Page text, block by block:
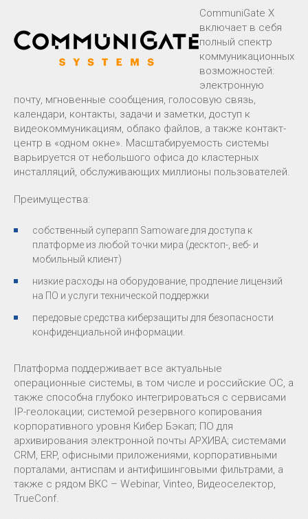
CommuniGate X
включает в себя
полный спектр
коммуникационных
возможностей:
электронную
почту, мгновенные сообщения, голосовую связь,
календари, контакты, задачи и заметки, доступ к
видеокоммуникациям, облако файлов, а также контакт-
центр в «одном окне». Масштабируемость системы
варьируется от небольшого офиса до кластерных
инсталляций, обслуживающих миллионы пользователей.
Преимущества:
собственный суперапп Samoware для доступа к
платформе из любой точки мира (десктоп-, веб- и
мобильный клиент)
низкие расходы на оборудование, продление лицензий
на ПО и услуги технической поддержки
передовые средства киберзащиты для безопасности
конфиденциальной информации.
Платформа поддерживает все актуальные
операционные системы, в том числе и российские ОС, а
также способна глубоко интегрироваться с сервисами
IP-геолокации; системой резервного копирования
корпоративного уровня Кибер Бэкап; ПО для
архивирования электронной почты АРХИВА; системами
CRM, ERP, офисными приложениями, корпоративными
порталами, антиспам и антифишинговыми фильтрами, а
также с рядом ВКС – Webinar, Vinteo, Видеоселектор,
TrueConf.